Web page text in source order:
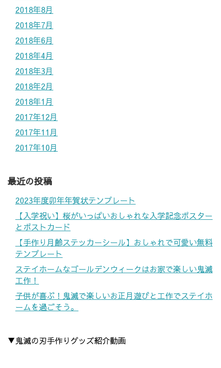
2018年8月
2018年7月
2018年6月
2018年4月
2018年3月
2018年2月
2018年1月
2017年12月
2017年11月
2017年10月
最近の投稿
2023年度卯年年賀状テンプレート
【入学祝い】桜がいっぱいおしゃれな入学記念ポスター
とポストカード
【手作り月齢ステッカーシール】おしゃれで可愛い無料
テンプレート
ステイホームなゴールデンウィークはお家で楽しい鬼滅
工作！
子供が喜ぶ！鬼滅で楽しいお正月遊びと工作でステイホ
ームを過ごそう。
▼鬼滅の刃手作りグッズ紹介動画